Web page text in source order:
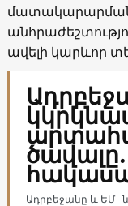
մատակարարման
ավելի կարևոր
Ադրբեջանը և ԵՄ-ն